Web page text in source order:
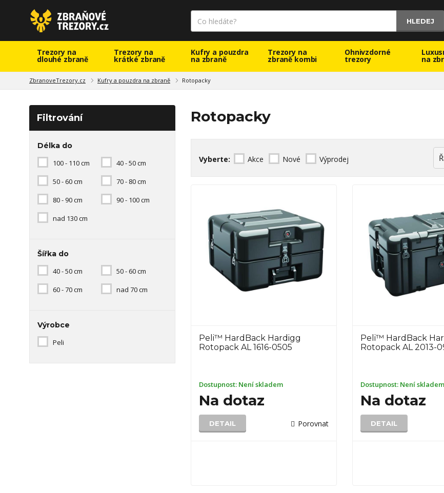
HLEDEJ
Trezory na
dlouhé zbraně
Trezory na
krátké zbraně
Kufry a pouzdra
na zbraně
Trezory na
zbraně kombi
Ohnivzdorné
trezory na
ZbranoveTrezory.cz Kufry a pouzdra na zbraně Rotopacky
Filtrování
Délka do
100 - 110 cm
40 - 50 cm
50 - 60 cm
70 - 80 cm
80 - 90 cm
90 - 100 cm
nad 130 cm
Šířka do
40 - 50 cm
50 - 60 cm
60 - 70 cm
nad 70 cm
Výrobce
Peli
Rotopacky
Vyberte: Akce Nové Výprodej
Peli™ HardBack Hardigg
Rotopack AL 1616-0505
Dostupnost: Není skladem
Na dotaz
DETAIL Porovnat
Peli™ HardBack
Rotopack AL 2013-
Dostupnost: Není skladem
Na dotaz
DETAIL